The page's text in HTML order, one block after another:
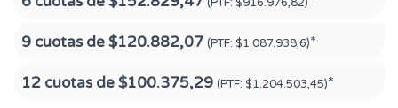
(PTF: $916.976,82)
9 cuotas de$120.882,07 (PTF: $1.087.938,6)*
12 cuotas de$100.375,29 (PTF: $1.204.503,45)*